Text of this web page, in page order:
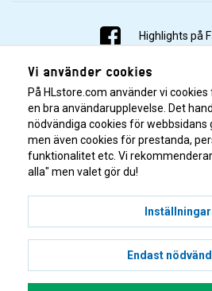
Highlights på
Highlights på
Highlights på
Highlights på
© 2001–2026 Highlights/KR
Vi använder cookies
På HLstore.com använder vi
en bra användarupplevelse. Det
nödvändiga cookies för
men även cookies för prestanda,
funktionalitet etc. Vi
alla" men valet gör du!
Inställningar
Endast